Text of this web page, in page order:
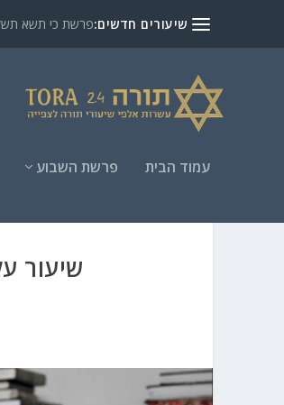
שיעורים חדשים:פרשת כי תשא
עמוד הבית פרשת השבוע
שיעור